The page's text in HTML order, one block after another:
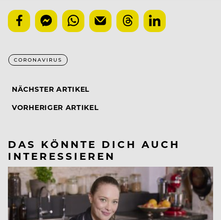
CORONAVIRUS
NÄCHSTER ARTIKEL
VORHERIGER ARTIKEL
DAS KÖNNTE DICH AUCH
INTERESSIEREN